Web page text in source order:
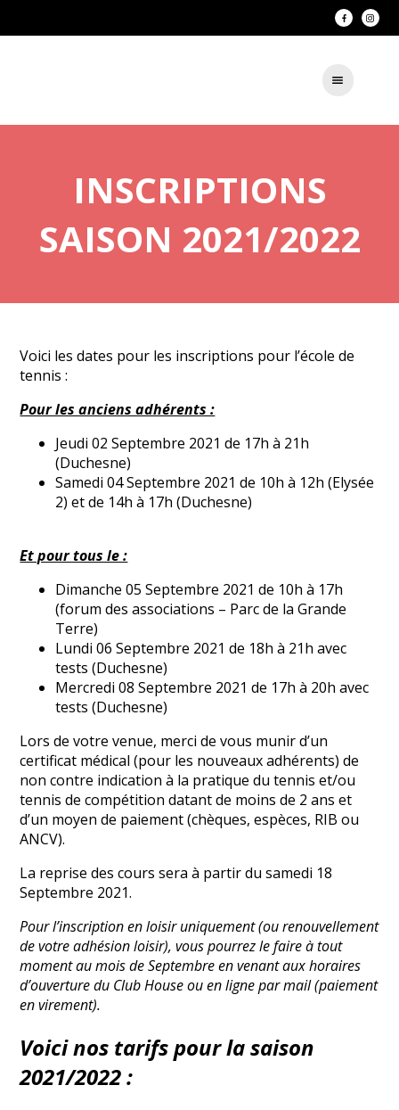
INSCRIPTIONS
SAISON 2021/2022
Voici les dates pour les inscriptions pour l’école de
tennis :
Pour les anciens adhérents :
Jeudi 02 Septembre 2021 de 17h à 21h
(Duchesne)
Samedi 04 Septembre 2021 de 10h à 12h (Elysée
2) et de 14h à 17h (Duchesne)
Et pour tous le :
Dimanche 05 Septembre 2021 de 10h à 17h
(forum des associations – Parc de la Grande
Terre)
Lundi 06 Septembre 2021 de 18h à 21h avec
tests (Duchesne)
Mercredi 08 Septembre 2021 de 17h à 20h avec
tests (Duchesne)
Lors de votre venue, merci de vous munir d’un
certificat médical (pour les nouveaux adhérents) de
non contre indication à la pratique du tennis et/ou
tennis de compétition datant de moins de 2 ans et
d’un moyen de paiement (chèques, espèces, RIB ou
ANCV).
La reprise des cours sera à partir du samedi 18
Septembre 2021.
Pour l’inscription en loisir uniquement (ou renouvellement
de votre adhésion loisir), vous pourrez le faire à tout
moment au mois de Septembre en venant aux horaires
d’ouverture du Club House ou en ligne par mail (paiement
en virement).
Voici nos tarifs pour la saison
2021/2022 :